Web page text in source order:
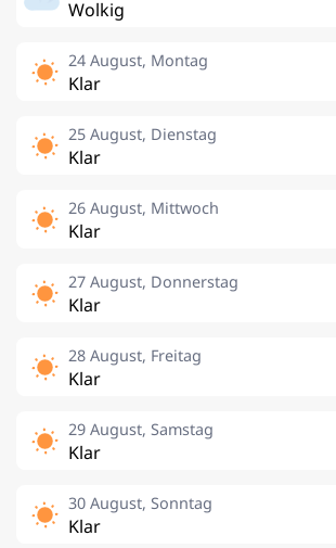
Wolkig
24 August, Montag
Klar
25 August, Dienstag
Klar
26 August, Mittwoch
Klar
27 August, Donnerstag
Klar
28 August, Freitag
Klar
29 August, Samstag
Klar
30 August, Sonntag
Klar